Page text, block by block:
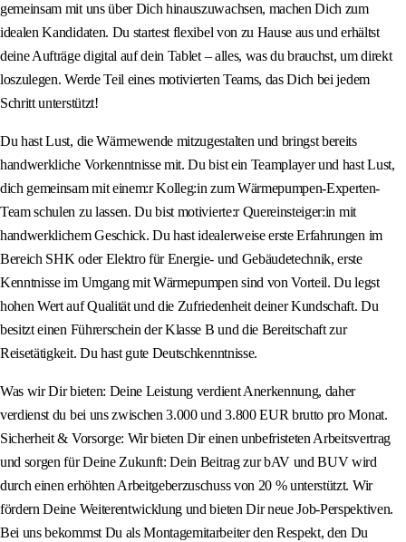
gemeinsam mit uns über Dich hinauszuwachsen, machen Dich zum
idealen Kandidaten. Du startest flexibel von zu Hause aus und erhältst
deine Aufträge digital auf dein Tablet – alles, was du brauchst, um direkt
loszulegen. Werde Teil eines motivierten Teams, das Dich bei jedem
Schritt unterstützt!
Du hast Lust, die Wärmewende mitzugestalten und bringst bereits
handwerkliche Vorkenntnisse mit. Du bist ein Teamplayer und hast Lust,
dich gemeinsam mit einem:r Kolleg:in zum Wärmepumpen-Experten-
Team schulen zu lassen. Du bist motivierte:r Quereinsteiger:in mit
handwerklichem Geschick. Du hast idealerweise erste Erfahrungen im
Bereich SHK oder Elektro für Energie- und Gebäudetechnik, erste
Kenntnisse im Umgang mit Wärmepumpen sind von Vorteil. Du legst
hohen Wert auf Qualität und die Zufriedenheit deiner Kundschaft. Du
besitzt einen Führerschein der Klasse B und die Bereitschaft zur
Reisetätigkeit. Du hast gute Deutschkenntnisse.
Was wir Dir bieten: Deine Leistung verdient Anerkennung, daher
verdienst du bei uns zwischen 3.000 und 3.800 EUR brutto pro Monat.
Sicherheit & Vorsorge: Wir bieten Dir einen unbefristeten Arbeitsvertrag
und sorgen für Deine Zukunft: Dein Beitrag zur bAV und BUV wird
durch einen erhöhten Arbeitgeberzuschuss von 20 % unterstützt. Wir
fördern Deine Weiterentwicklung und bieten Dir neue Job-Perspektiven.
Bei uns bekommst Du als Montagemitarbeiter den Respekt, den Du